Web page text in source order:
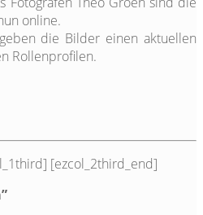
online.
die Bilder einen aktuellen
Rollenprofilen.
[ezcol_2third_end]